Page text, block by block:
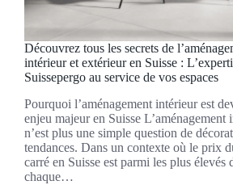
Découvrez tous les secrets de
intérieur et extérieur en Suisse :
Suissepergo au service de vos espaces
Pourquoi l’aménagement intérieur est
enjeu majeur en Suisse L’aménagement
n’est plus une simple question de
tendances. Dans un contexte où le prix
carré en Suisse est parmi les plus élevés
chaque…